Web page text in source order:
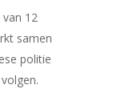
12
samen
politie